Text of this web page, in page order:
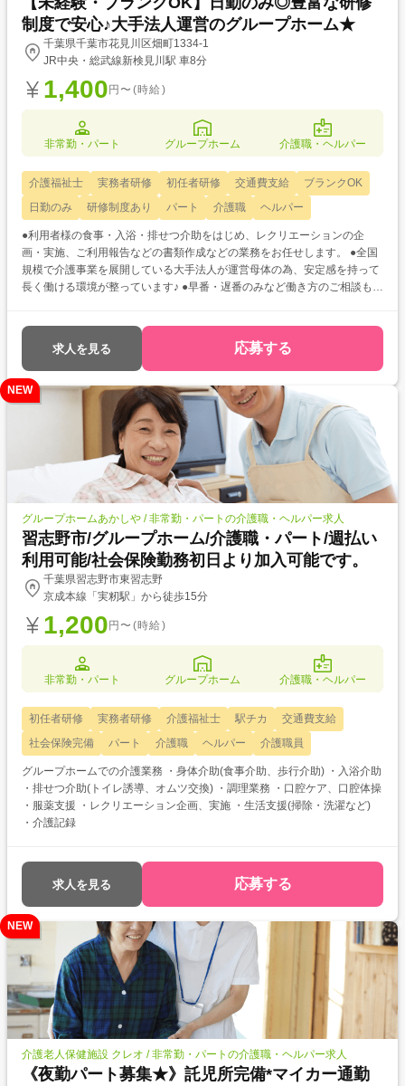
制度で安心♪大手法人運営のグループホーム★
千葉県千葉市花見川区畑町1334-1
JR中央・総武線新検見川駅 車8分
1,400 円〜(時給)
非常勤・パート グループホーム 介護職・ヘルパー
介護福祉士 実務者研修 初任者研修 交通費支給
ブランクOK
日勤のみ
研修制度あり パート 介護職 ヘルパー
●利用者様の食事・入浴・排せつ介助をはじめ、レクリエーションの企
画・実施、ご利用報告などの書類作成などの業務をお任せします。 ●全国
規模で介護事業を展開している大手法人が運営母体の為、安定感を持って
長く働ける環境が整っています♪ ●早番・遅番のみなど働き方のご相談も可
求人を見る 応募する
NEW
グループホームあかしや / 非常勤・パートの介護職・ヘルパー求人
習志野市/グループホーム/介護職・パート/週払い
利用可能/社会保険勤務初日より加入可能です。
千葉県習志野市東習志野
京成本線「実籾駅」から徒歩15分
1,200 円〜(時給)
非常勤・パート グループホーム 介護職・ヘルパー
初任者研修 実務者研修 介護福祉士 駅チカ
交通費支給
社会保険完備
パート 介護職 ヘルパー 介護職員
グループホームでの介護業務 ・身体介助(食事介助、歩行介助) ・入浴介助
・排せつ介助(トイレ誘導、オムツ交換) ・調理業務 ・口腔ケア、口腔体操
・服薬支援 ・レクリエーション企画、実施 ・生活支援(掃除・洗濯など)
・介護記録
求人を見る 応募する
NEW
介護老人保健施設 クレオ / 非常勤・パートの介護職・ヘルパー求人
《夜勤パート募集★》託児所完備*マイカー通勤